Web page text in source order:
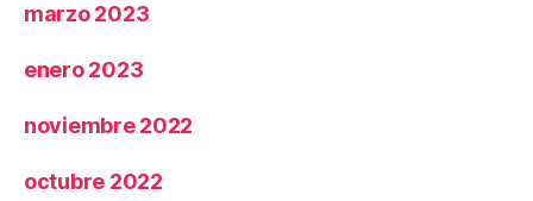
marzo 2023
enero 2023
noviembre 2022
octubre 2022